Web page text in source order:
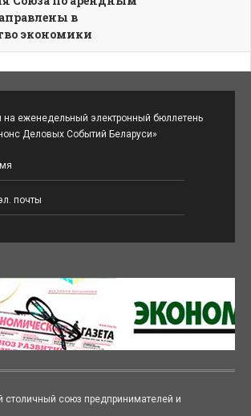
в
экономики
на еженедельный электронный бюллетень
Деловых Событий Беларуси»
столичный союз предпринимателей и